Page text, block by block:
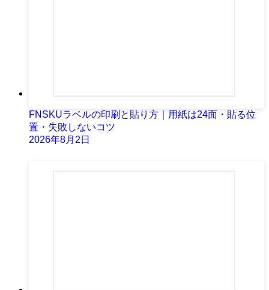
FNSKUラベルの印刷と貼り方｜用紙は24面・貼る位
置・失敗しないコツ
2026年8月2日